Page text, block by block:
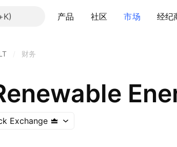
产品 社区 市场 经纪
财务
Exchange